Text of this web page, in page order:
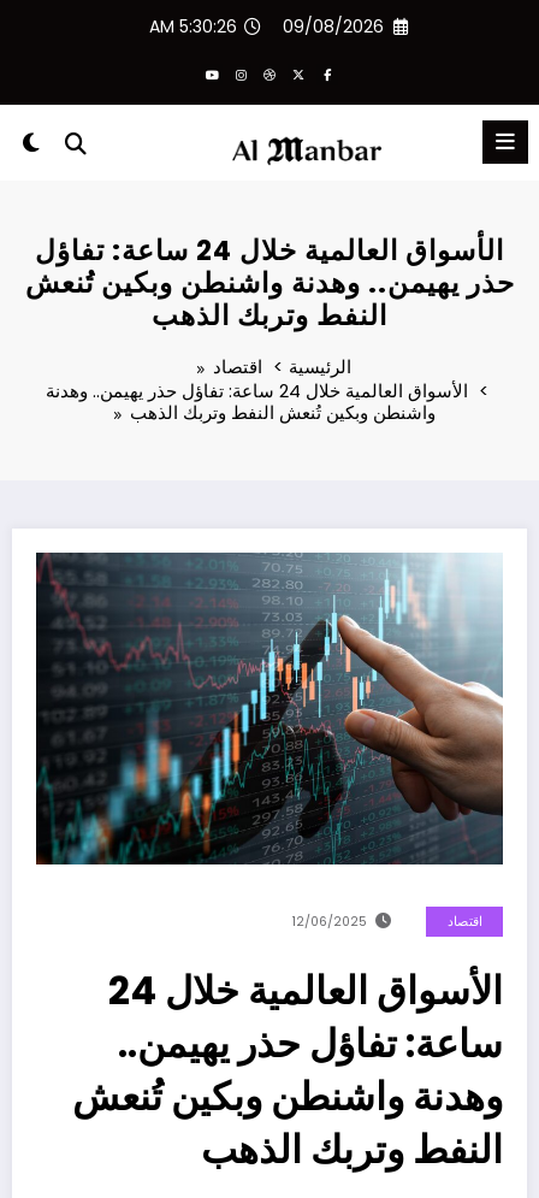
09/08/2026
5:30:27 AM
الأسواق العالمية خلال 24 ساعة: تفاؤل
حذر يهيمن.. وهدنة واشنطن وبكين تُنعش
النفط وتربك الذهب
الرئيسية
اقتصاد
الأسواق العالمية خلال 24 ساعة: تفاؤل حذر يهيمن.. وهدنة
واشنطن وبكين تُنعش النفط وتربك الذهب
اقتصاد 12/06/2025
الأسواق العالمية خلال 24
ساعة: تفاؤل حذر يهيمن..
وهدنة واشنطن وبكين تُنعش
النفط وتربك الذهب